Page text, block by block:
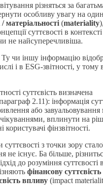
різняться за
особливу увагу на
/матеріальності (materiality
суттєвості в
не найсуперечливіша.
чи іншу інформацію
і в ESG-звітності, у
суттєвість визначена
2.11): інформація
або завуальовування
вплинути на
фінзвітності.
з точки зору
не існує. Ба більше,
до розуміння суттєвості
фінансову суттєвість
впливу (impact